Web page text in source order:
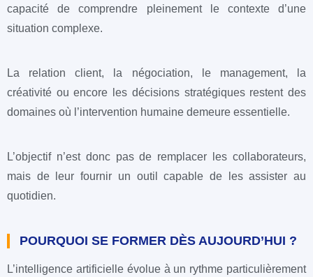
capacité de comprendre pleinement le contexte d’une
situation complexe.
La relation client, la négociation, le management, la
créativité ou encore les décisions stratégiques restent des
domaines où l’intervention humaine demeure essentielle.
L’objectif n’est donc pas de remplacer les collaborateurs,
mais de leur fournir un outil capable de les assister au
quotidien.
POURQUOI SE FORMER DÈS AUJOURD’HUI ?
L’intelligence artificielle évolue à un rythme particulièrement